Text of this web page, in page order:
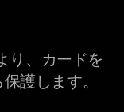
り、カードを
護します。